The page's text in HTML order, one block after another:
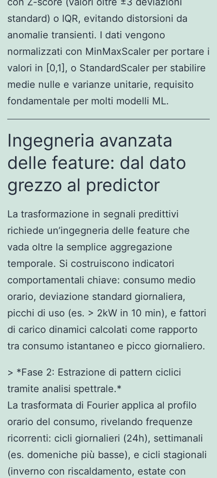
standard) o IQR, evitando distorsioni da
anomalie transienti. I dati vengono
normalizzati con MinMaxScaler per portare i
valori in [0,1], o StandardScaler per stabilire
medie nulle e varianze unitarie, requisito
fondamentale per molti modelli ML.
Ingegneria avanzata
delle feature: dal dato
grezzo al predictor
La trasformazione in segnali predittivi
richiede un’ingegneria delle feature che
vada oltre la semplice aggregazione
temporale. Si costruiscono indicatori
comportamentali chiave: consumo medio
orario, deviazione standard giornaliera,
picchi di uso (es. > 2kW in 10 min), e fattori
di carico dinamici calcolati come rapporto
tra consumo istantaneo e picco giornaliero.
> *Fase 2: Estrazione di pattern ciclici
tramite analisi spettrale.*
La trasformata di Fourier applica al profilo
orario del consumo, rivelando frequenze
ricorrenti: cicli giornalieri (24h), settimanali
(es. domeniche più basse), e cicli stagionali
(inverno con riscaldamento, estate con